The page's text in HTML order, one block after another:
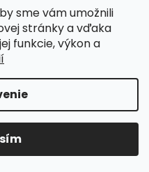
sme vám umožnili
stránky a vďaka
funkcie, výkon a
platby:
. Všetky práva
cookies